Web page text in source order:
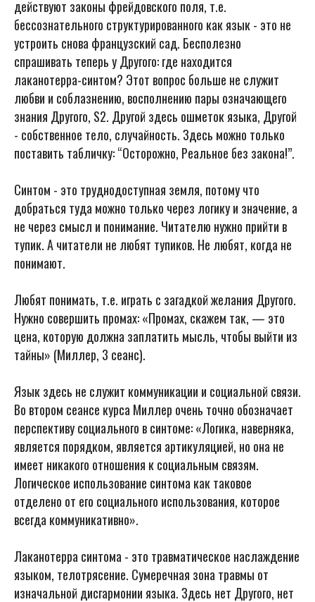
действуют законы фрейдовского поля, т.е.
бессознательного структурированного как язык - это не
устроить снова французский сад. Бесполезно
спрашивать теперь у Другого: где находится
лаканотерра-синтом? Этот вопрос больше не служит
любви и соблазнению, восполнению пары означающего
знания Другого, S2. Другой здесь ошметок языка, Другой
- собственное тело, случайность. Здесь можно только
поставить табличку: “Осторожно, Реальное без закона!”.
Синтом - это труднодоступная земля, потому что
добраться туда можно только через логику и значение, а
не через смысл и понимание. Читателю нужно прийти в
тупик. А читатели не любят тупиков. Не любят, когда не
понимают.
Любят понимать, т.е. играть с загадкой желания Другого.
Нужно совершить промах: «Промах, скажем так, — это
цена, которую должна заплатить мысль, чтобы выйти из
тайны» (Миллер, 3 сеанс).
Язык здесь не служит коммуникации и социальной связи.
Во втором сеансе курса Миллер очень точно обозначает
перспективу социального в синтоме: «Логика, наверняка,
является порядком, является артикуляцией, но она не
имеет никакого отношения к социальным связям.
Логическое использование синтома как таковое
отделено от его социального использования, которое
всегда коммуникативно».
Лаканотерра синтома - это травматическое наслаждение
языком, телотрясение. Сумеречная зона травмы от
изначальной дисгармонии языка. Здесь нет Другого, нет